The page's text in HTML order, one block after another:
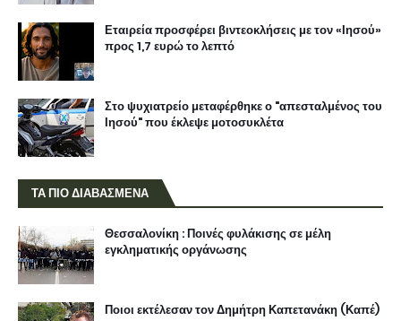
Εταιρεία προσφέρει βιντεοκλήσεις με τον «Ιησού»
προς 1,7 ευρώ το λεπτό
Στο ψυχιατρείο μεταφέρθηκε ο "απεσταλμένος του
Ιησού" που έκλεψε μοτοσυκλέτα
ΤΑ ΠΙΟ ΔΙΑΒΑΣΜΕΝΑ
Θεσσαλονίκη : Ποινές φυλάκισης σε μέλη
εγκληματικής οργάνωσης
Ποιοι εκτέλεσαν τον Δημήτρη Καπετανάκη (Καπέ)